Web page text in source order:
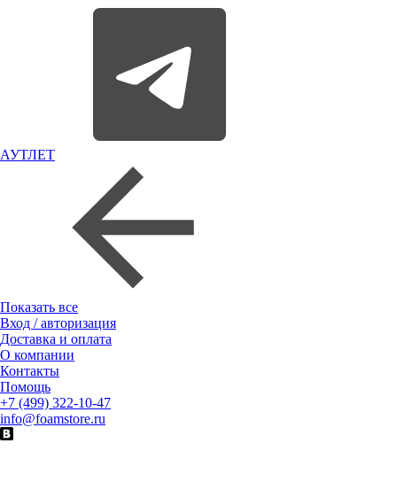
АУТЛЕТ
Показать все
Вход / авторизация
Доставка и оплата
О компании
Контакты
Помощь
+7 (499) 322-10-47
info@foamstore.ru